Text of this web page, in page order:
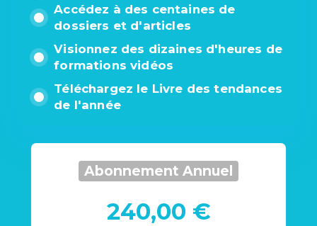
Accédez à des centaines de
dossiers et d'articles
Visionnez des dizaines d'heures de
formations vidéos
Téléchargez le Livre des tendances
de l'année
Abonnement Annuel
240,00 €